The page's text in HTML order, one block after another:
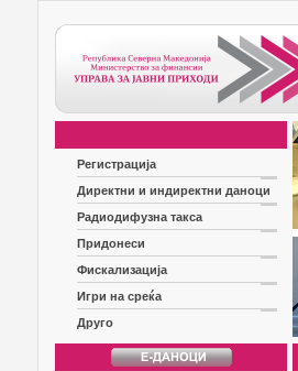
Регистрација
Директни и индиректни даноци
Радиодифузна такса
Придонеси
Фискализација
Игри на среќа
Друго